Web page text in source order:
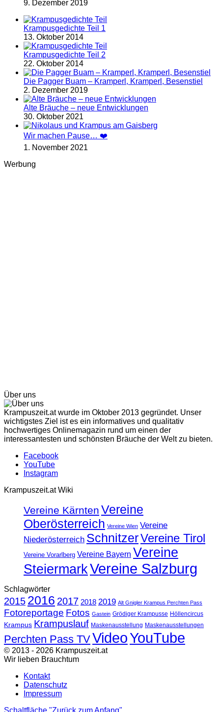
9. Dezember 2019
Krampusgedichte Teil 1
13. Oktober 2014
Krampusgedichte Teil 2
22. Oktober 2014
Die Pagger Buam – Kramperl, Kramperl, Besenstiel
2. Dezember 2019
Alte Bräuche – neue Entwicklungen
30. Oktober 2021
Wir machen Pause… ❤️
1. November 2021
Werbung
Über uns
Krampuszeit.at wurde im Oktober 2013 gegründet. Unser
wichtigstes Ziel ist es ein informatives und qualitativ
hochwertiges Onlinemagazin rund um einen der
interessantesten und schönsten Bräuche der Welt zu bieten.
Facebook
YouTube
Instagram
Krampuszeit.at Wiki
Vereine Kärnten Vereine
Oberösterreich Vereine Wien Vereine
Niederösterreich SchnitzerVereine Tirol
Vereine Vorarlberg Vereine Bayern Vereine
SteiermarkVereine Salzburg
Schlagwörter
2015 2016 2017 2018 2019 Alt Gnigler Krampus Perchten Pass
Fotoreportage Fotos Gastein Grödiger Krampusse Höllencircus
Krampus Krampuslauf Maskenausstellung Maskenausstellungen
Perchten Pass TVVideoYouTube
© 2013 - 2026 Krampuszeit.at
Wir lieben Brauchtum
Kontakt
Datenschutz
Impressum
Schaltfläche "Zurück zum Anfang"